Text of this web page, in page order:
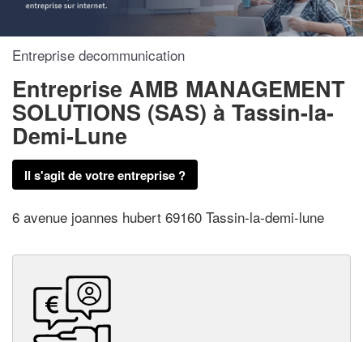
Entreprise decommunication
Entreprise AMB MANAGEMENT
SOLUTIONS (SAS) à Tassin-la-
Demi-Lune
Il s'agit de votre entreprise ?
6 avenue joannes hubert 69160 Tassin-la-demi-lune